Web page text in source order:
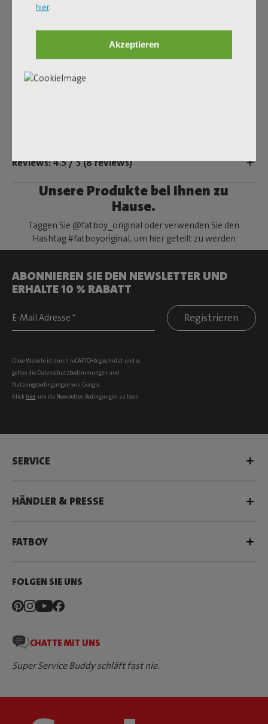
hier.
Akzeptieren
Produktname
Produkteigenschaften
Reviews: 4.5 / 5 (8 reviews)
Unsere Produkte bei Ihnen zu
Hause.
Taggen Sie @fatboy_original oder verwenden Sie den
Hashtag #fatboyoriginal, um hier geteilt zu werden
ABONNIEREN SIE DEN NEWSLETTER UND
ERHALTE 10 % RABATT
Registrieren
Diese Website ist durch reCAPTCHA geschützt und es
gelten die Datenschutzbestimmungen und
Nutzungsbedingungen von Google.
Klick hier, um die Newsletter-Bedingungen zu lesen
SERVICE
HÄNDLER & PRESSE
FATBOY
FOLGEN SIE UNS
CHATTE MIT UNS
Super Service Buddy schläft fast nie.